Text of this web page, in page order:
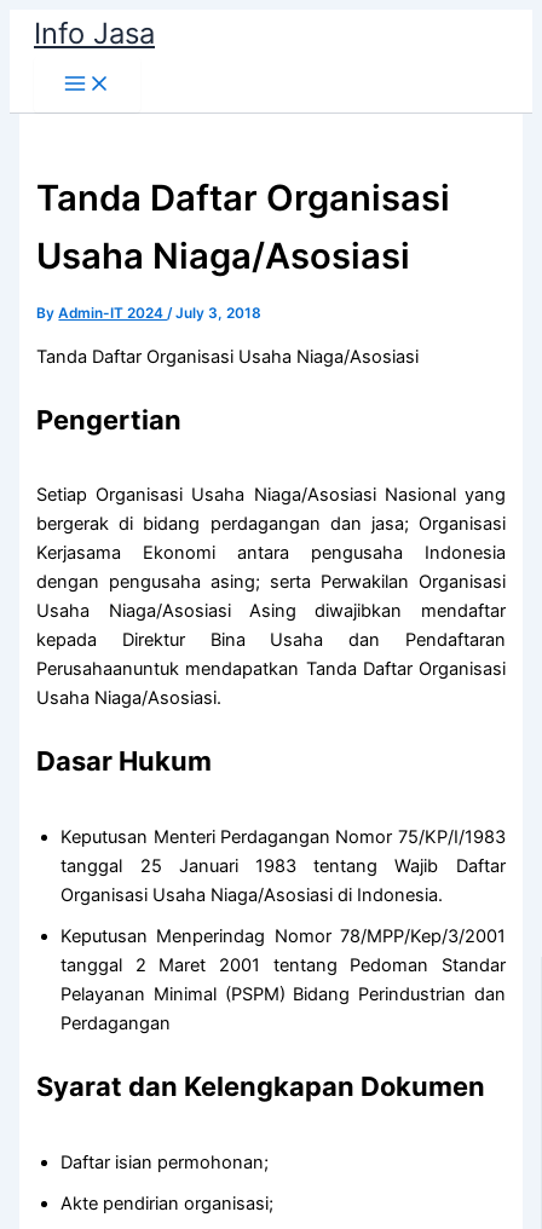
Skip
content
Info Jasa
Tanda Daftar Organisasi
Usaha Niaga/Asosiasi
ByAdmin-IT 2024/July 3, 2018
Tanda Daftar Organisasi Usaha Niaga/Asosiasi
Pengertian
Setiap Organisasi Usaha Niaga/Asosiasi Nasional yang
bergerak di bidang perdagangan dan jasa; Organisasi
Kerjasama Ekonomi antara pengusaha Indonesia
dengan pengusaha asing; serta Perwakilan Organisasi
Usaha Niaga/Asosiasi Asing diwajibkan mendaftar
kepada Direktur Bina Usaha dan Pendaftaran
Perusahaanuntuk mendapatkan Tanda Daftar Organisasi
Usaha Niaga/Asosiasi.
Dasar Hukum
Keputusan Menteri Perdagangan Nomor 75/KP/I/1983
tanggal 25 Januari 1983 tentang Wajib Daftar
Organisasi Usaha Niaga/Asosiasi di Indonesia.
Keputusan Menperindag Nomor 78/MPP/Kep/3/2001
tanggal 2 Maret 2001 tentang Pedoman Standar
Pelayanan Minimal (PSPM) Bidang Perindustrian dan
Perdagangan
Syarat dan Kelengkapan Dokumen
Daftar isian permohonan;
Akte pendirian organisasi;